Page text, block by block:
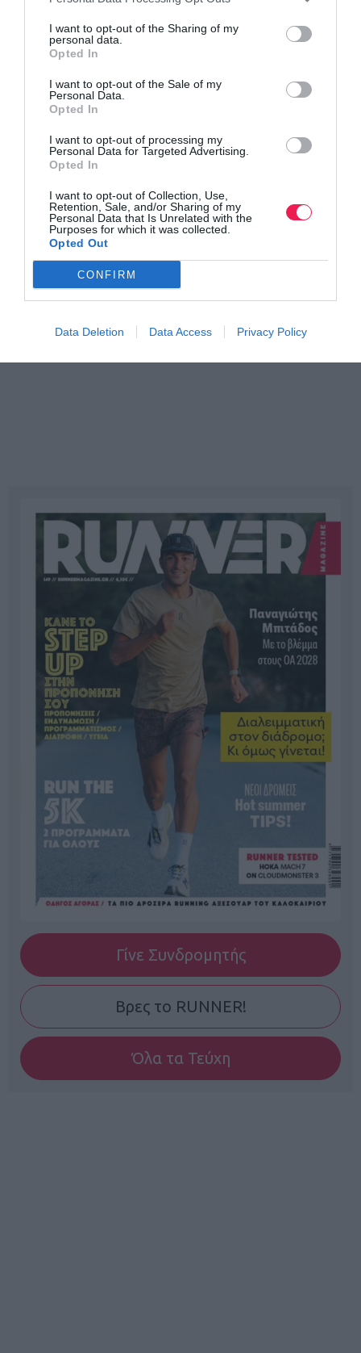
I want to opt-out of the Sharing of my
personal data.
Opted In
I want to opt-out of the Sale of my
Personal Data.
Opted In
I want to opt-out of processing my
Personal Data for Targeted Advertising.
Opted In
I want to opt-out of Collection, Use,
Retention, Sale, and/or Sharing of my
Personal Data that Is Unrelated with the
Purposes for which it was collected.
Opted Out
CONFIRM
Data Deletion Data Access Privacy Policy
Γίνε Συνδρομητής
Βρες το RUNNER!
Όλα τα Τεύχη